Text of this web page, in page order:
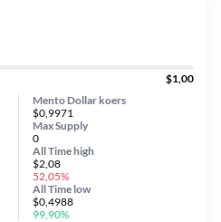
$1,00
Mento Dollar koers
$0,9971
Max Supply
0
All Timehigh
$2,08
52,05%
All Time low
$0,4988
99,90%